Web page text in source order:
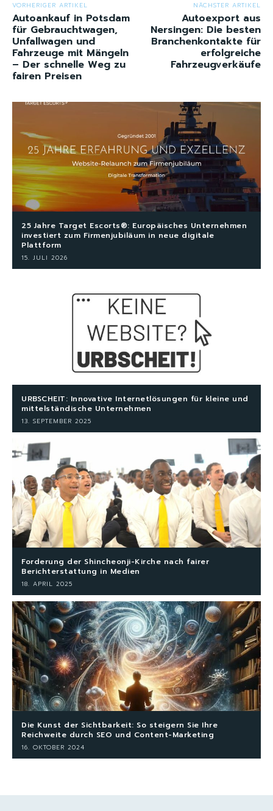
VORHERIGER ARTIKEL
Autoankauf in Potsdam
für Gebrauchtwagen,
Unfallwagen und
Fahrzeuge mit Mängeln
– Der schnelle Weg zu
fairen Preisen
NÄCHSTER ARTIKEL
Autoexport aus
Nersingen: Die besten
Branchenkontakte für
erfolgreiche
Fahrzeugverkäufe
25 Jahre Target Escorts®: Europäisches Unternehmen
investiert zum Firmenjubiläum in neue digitale
Plattform
15. JULI 2026
URBSCHEIT: Innovative Internetlösungen für kleine und
mittelständische Unternehmen
13. SEPTEMBER 2025
Forderung der Shincheonji-Kirche nach fairer
Berichterstattung in Medien
18. APRIL 2025
Die Kunst der Sichtbarkeit: So steigern Sie Ihre
Reichweite durch SEO und Content-Marketing
16. OKTOBER 2024